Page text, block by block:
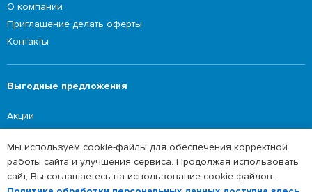
О компании
Приглашение делать оферты
Контакты
Выгодные предложения
Акции
©2026 Fitness Formula
Политика обработки персональных данных
Мы используем cookie-файлы для обеспечения корректной
работы сайта и улучшения сервиса. Продолжая использовать
сайт, Вы соглашаетесь на использование cookie-файлов.